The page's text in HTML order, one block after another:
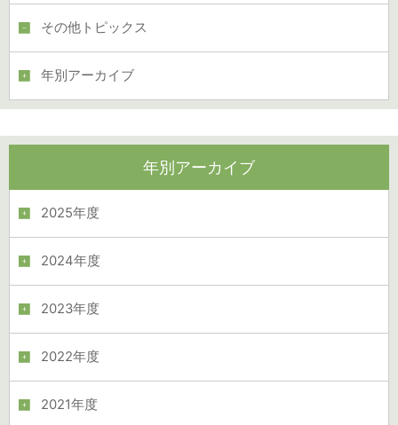
その他トピックス
年別アーカイブ
年別アーカイブ
2025年度
2024年度
2023年度
2022年度
2021年度